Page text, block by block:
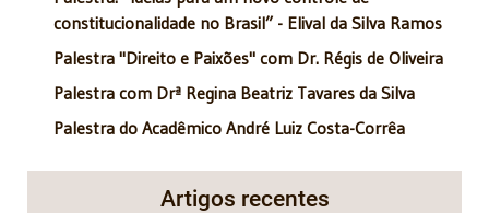
constitucionalidade no Brasil” - Elival da Silva Ramos
Palestra "Direito e Paixões" com Dr. Régis de Oliveira
Palestra com Drª Regina Beatriz Tavares da Silva
Palestra do Acadêmico André Luiz Costa-Corrêa
Artigos recentes